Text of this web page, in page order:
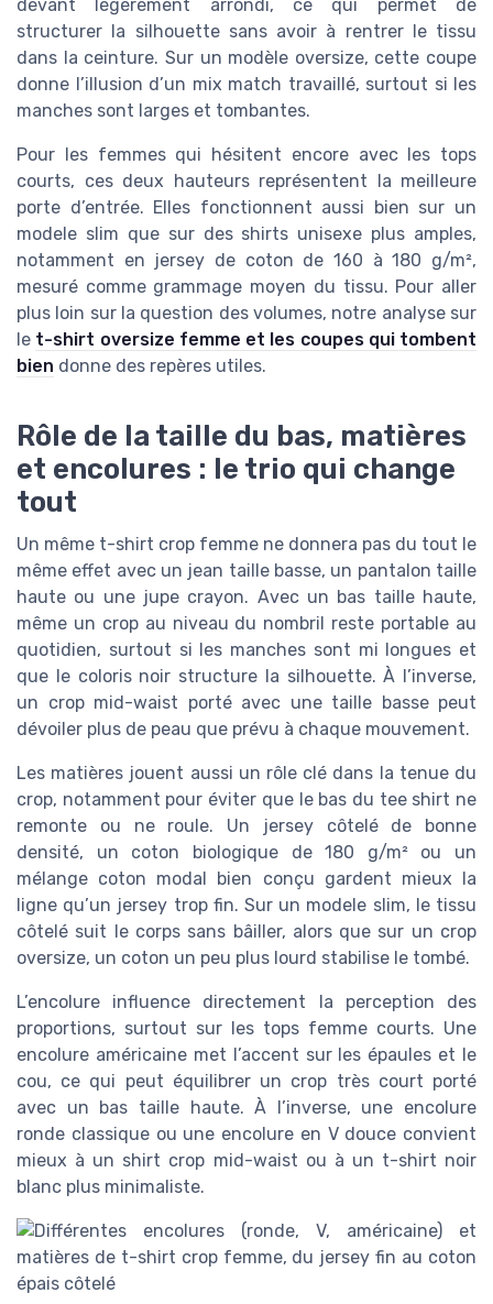
devant légèrement arrondi, ce qui permet de
structurer la silhouette sans avoir à rentrer le tissu
dans la ceinture. Sur un modèle oversize, cette coupe
donne l’illusion d’un mix match travaillé, surtout si les
manches sont larges et tombantes.
Pour les femmes qui hésitent encore avec les tops
courts, ces deux hauteurs représentent la meilleure
porte d’entrée. Elles fonctionnent aussi bien sur un
modele slim que sur des shirts unisexe plus amples,
notamment en jersey de coton de 160 à 180 g/m²,
mesuré comme grammage moyen du tissu. Pour aller
plus loin sur la question des volumes, notre analyse sur
le t-shirt oversize femme et les coupes qui tombent
bien donne des repères utiles.
Rôle de la taille du bas, matières
et encolures : le trio qui change
tout
Un même t-shirt crop femme ne donnera pas du tout le
même effet avec un jean taille basse, un pantalon taille
haute ou une jupe crayon. Avec un bas taille haute,
même un crop au niveau du nombril reste portable au
quotidien, surtout si les manches sont mi longues et
que le coloris noir structure la silhouette. À l’inverse,
un crop mid-waist porté avec une taille basse peut
dévoiler plus de peau que prévu à chaque mouvement.
Les matières jouent aussi un rôle clé dans la tenue du
crop, notamment pour éviter que le bas du tee shirt ne
remonte ou ne roule. Un jersey côtelé de bonne
densité, un coton biologique de 180 g/m² ou un
mélange coton modal bien conçu gardent mieux la
ligne qu’un jersey trop fin. Sur un modele slim, le tissu
côtelé suit le corps sans bâiller, alors que sur un crop
oversize, un coton un peu plus lourd stabilise le tombé.
L’encolure influence directement la perception des
proportions, surtout sur les tops femme courts. Une
encolure américaine met l’accent sur les épaules et le
cou, ce qui peut équilibrer un crop très court porté
avec un bas taille haute. À l’inverse, une encolure
ronde classique ou une encolure en V douce convient
mieux à un shirt crop mid-waist ou à un t-shirt noir
blanc plus minimaliste.